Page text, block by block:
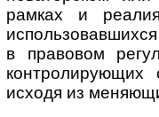
рамках и
в правовом
исходя из